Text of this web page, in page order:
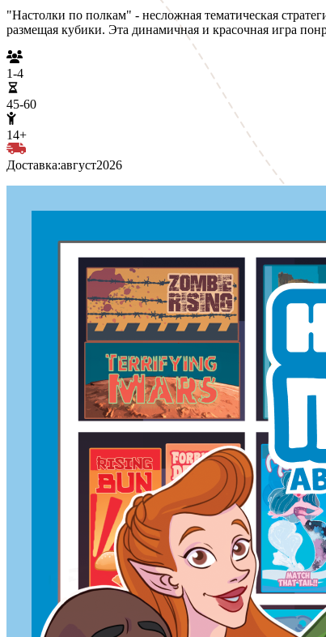
"Настолки по полкам" - несложная тематическая
размещая кубики. Эта динамичная и красочная игра
1-4
45-60
14+
Доставка:август2026